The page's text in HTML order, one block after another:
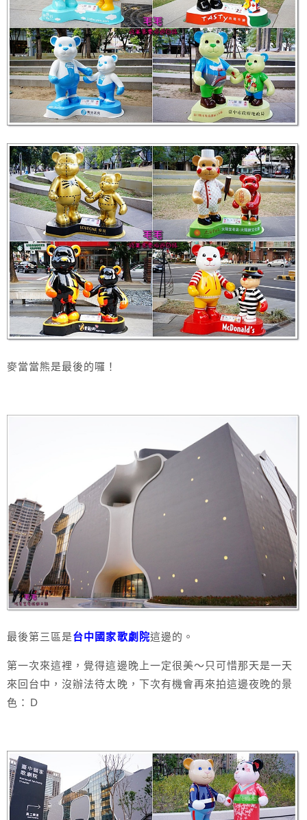
麥當當熊是最後的囉！
最後第三區是台中國家歌劇院這邊的。
第一次來這裡，覺得這邊晚上一定很美～只可惜那天是一天
來回台中，沒辦法待太晚，下次有機會再來拍這邊夜晚的景
色：Ｄ